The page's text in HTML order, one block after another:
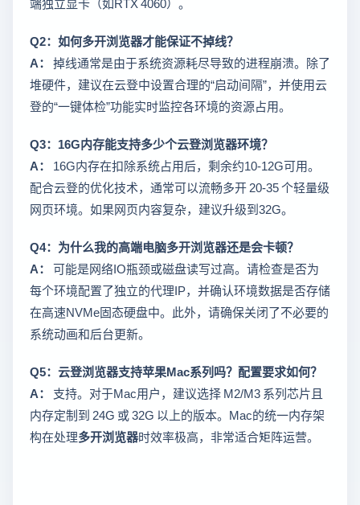
Q2：如何多开浏览器才能保证不掉线？
A： 掉线通常是由于系统资源耗尽导致的进程崩溃。除了
堆硬件，建议在云登中设置合理的“启动间隔”，并使用云
登的“一键体检”功能实时监控各环境的资源占用。
Q3：16G内存能支持多少个云登浏览器环境？
A：
16G内存在扣除系统占用后，剩余约10-12G可用。
配合云登的优化技术，通常可以流畅多开 20-35 个轻量级
网页环境。如果网页内容复杂，建议升级到32G。
Q4：为什么我的高端电脑多开浏览器还是会卡顿？
A： 可能是网络IO瓶颈或磁盘读写过高。请检查是否为
每个环境配置了独立的代理IP，并确认环境数据是否存储
在高速NVMe固态硬盘中。此外，请确保关闭了不必要的
系统动画和后台更新。
Q5：云登浏览器支持苹果Mac系列吗？配置要求如何？
A：
支持。对于Mac用户，建议选择 M2/M3 系列芯片且
内存定制到 24G 或 32G 以上的版本。Mac的统一内存架
构在处理多开浏览器时效率极高，非常适合矩阵运营。